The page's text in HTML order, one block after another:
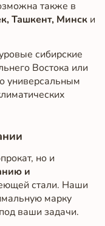
также в
Ташкент, Мински
сибирские
Востока или
универсальным
но и
и
стали. Наши
марку
ваши задачи.